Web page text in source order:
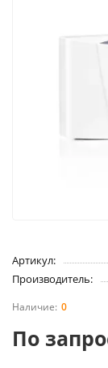
Артикул:
Производитель:
0
По